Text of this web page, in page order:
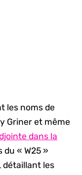
les noms de
Griner et même
dans la
« W25 »
détaillant les